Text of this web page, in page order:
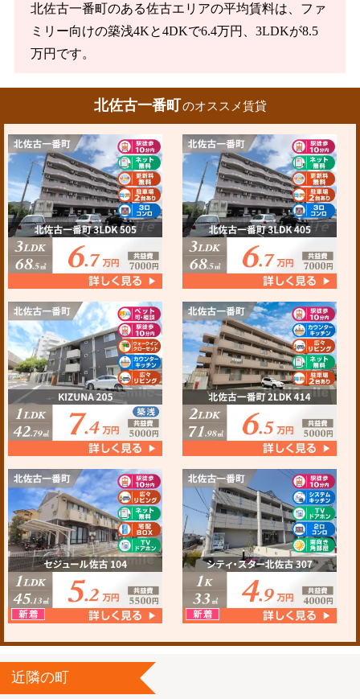
北佐古一番町のある佐古エリアの平均賃料は、ファ
ミリー向けの築浅4Kと4DKで6.4万円、3LDKが8.5
万円です。
北佐古一番町のオススメ賃貸
近隣の町